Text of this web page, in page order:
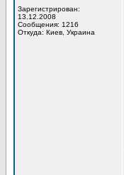
Зарегистрирован:
13.12.2008
Сообщения: 1216
Откуда: Киев, Украина